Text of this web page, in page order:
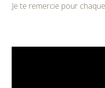
Je te remercie pour